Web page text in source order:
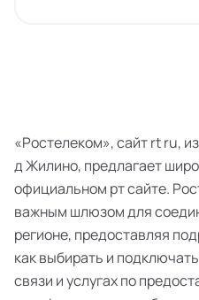
«Ростелеком», сайт rt ru,
д Жилино, предлагает
официальном рт сайте.
важным шлюзом для
регионе, предоставляя
как выбирать и
связи и услугах по